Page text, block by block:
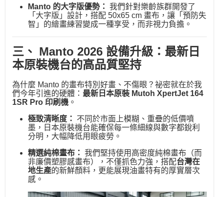
Manto 的大字版優勢： 我們針對樂齡族群開發了
「大字版」設計，搭配 50x65 cm 畫布，讓「預防失
智」的繪畫練習變成一種享受，而非視力負擔。
三、 Manto 2026 設備升級：最新日
本原裝機台的高品質堅持
為什麼 Manto 的畫布特別好畫、不傷眼？祕密就在於我
們今年引進的硬體： 最新日本原裝 Mutoh XpertJet 164
1SR Pro 印刷機 。
極致清晰度：
不同於市面上模糊、重疊的低價噴
墨，日本原裝機台能確保每一條細線與數字都銳利
分明，大幅降低用眼疲勞。
精選純棉畫布： 我們堅持使用高密度純棉畫布（而
非廉價塑膠感畫布），不僅抓色力強，搭配台灣在
地生產的新鮮顏料，更能展現油畫特有的厚實層次
感。